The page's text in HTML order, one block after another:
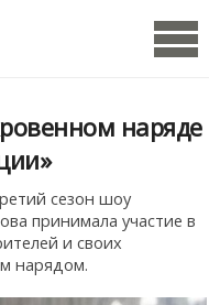
наряде
сезон шоу
принимала участие в
и своих
нарядом.